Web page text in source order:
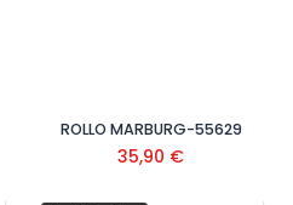
ROLLO MARBURG-55629
35,90 €